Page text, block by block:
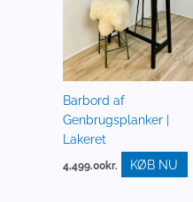
Barbord af
Genbrugsplanker |
Lakeret
4,499.00kr. KØB NU